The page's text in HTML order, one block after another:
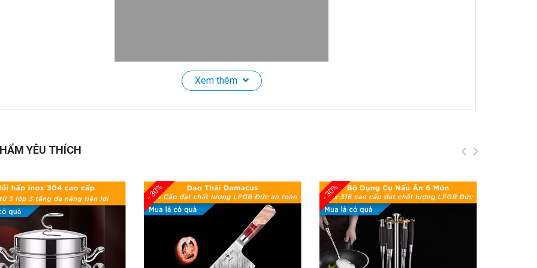
năng - Lợi ích sản phẩm:
luộc gà bếp từ 3 đáy từ inox 304 cao cấp dày dặn độ bền cao an toàn với sức khỏe con người.
luộc gà bếp từ 3 đáy từ là sản phẩm cao cấp đẹp mắt bền bỉ bởi công đoàn rèn thủ công với hàng ngàn nhát búa
luộc gà bếp từ phù hợp với nhiều loại bếp khác nhau: Bếp gas, bếp từ, bếp điện, bếp gốm điện,...
nồi luộc gà bếp từ cấu tạo từ kính cường lực toàn phần trong suốt tinh tế sang trọng.
cầm chống bỏng êm ái thoải mái.
kế hiện đại cao cấp tạo lên nồi luộc gà bếp từ 3 đáy inox 304 cao cấp như một tác phẩm nghệ thuật không còn
Xem thêm
YÊU THÍCH
- 30% - 30%